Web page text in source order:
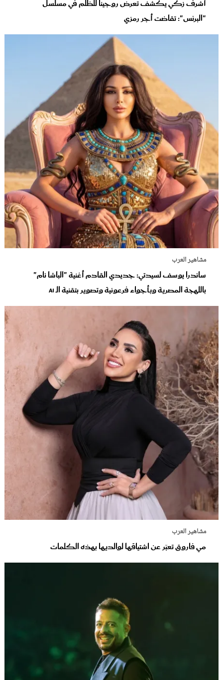
أشرف زكي يكشف تعرض روجينا للظلم في مسلسل
"البرنس": تقاضت أجر رمزي
مشاهير العرب
ساندرا يوسف لسيدتي: جديدي القادم أغنية "الباشا نام"
باللهجة المصرية وبأجواء فرعونية وتصوير بتقنية الـ Ai
مشاهير العرب
مي فاروق تعبّر عن اشتياقها لوالديها بهذه الكلمات